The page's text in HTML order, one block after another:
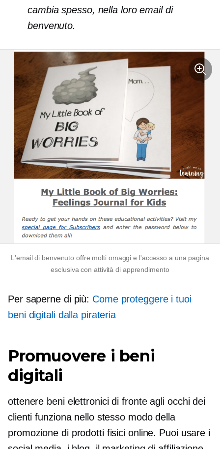
cambia spesso, nella loro email di
benvenuto.
L'email di benvenuto offre molti omaggi e l'accesso a una pagina
esclusiva con attività di apprendimento
Per saperne di più: Come proteggere i tuoi
beni digitali dalla pirateria
Promuovere i beni
digitali
ottenere beni elettronicidi fronte agli occhi dei
clienti funziona nello stesso modo della
promozione di prodotti fisici online. Puoi usare i